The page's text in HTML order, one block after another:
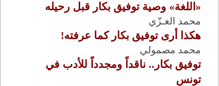
«اللغة» وصية توفيق بكار قبل رحيله
محمد الغـزّي
هكذا أرى توفيق بكار كما عرفته!
محمد مصمولي
توفيق بكار.. ناقداً ومجدداً للأدب في
تونس